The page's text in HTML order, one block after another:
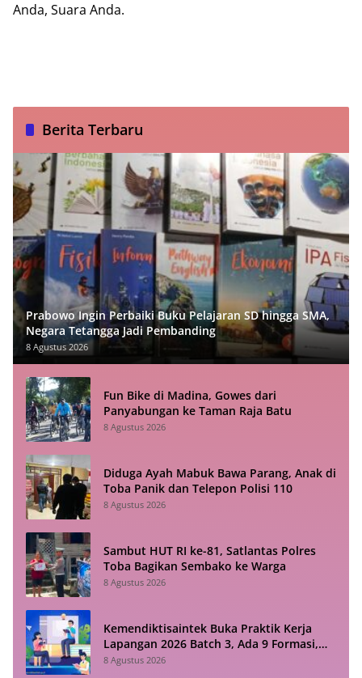
Anda, Suara Anda.
Berita Terbaru
Prabowo Ingin Perbaiki Buku Pelajaran SD hingga SMA,
Negara Tetangga Jadi Pembanding
8 Agustus 2026
Fun Bike di Madina, Gowes dari
Panyabungan ke Taman Raja Batu
8 Agustus 2026
Diduga Ayah Mabuk Bawa Parang, Anak di
Toba Panik dan Telepon Polisi 110
8 Agustus 2026
Sambut HUT RI ke-81, Satlantas Polres
Toba Bagikan Sembako ke Warga
8 Agustus 2026
Kemendiktisaintek Buka Praktik Kerja
Lapangan 2026 Batch 3, Ada 9 Formasi,
Cek di Sini!
8 Agustus 2026